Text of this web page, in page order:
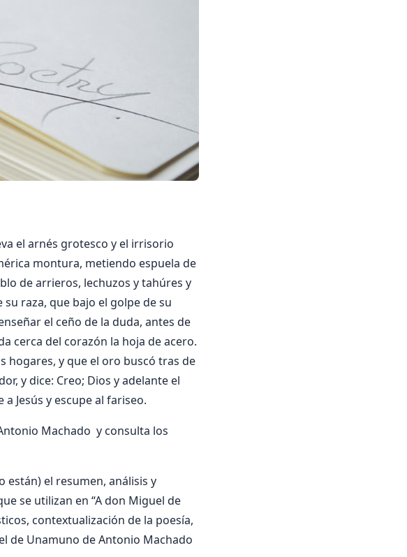
el arnés grotesco y el irrisorio
montura, metiendo espuela de
de arrieros, lechuzos y tahúres y
raza, que bajo el golpe de su
el ceño de la duda, antes de
cerca del corazón la hoja de acero.
hogares, y que el oro buscó tras de
y dice: Creo; Dios y adelante el
Jesús y escupe al fariseo.
Machado y consulta los
el resumen, análisis y
se utilizan en “A don Miguel de
contextualización de la poesía,
de Unamuno de Antonio Machado